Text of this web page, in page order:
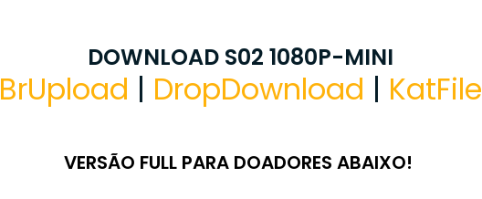
DOWNLOAD S02 1080P-MINI
BrUpload | DropDownload | KatFile
VERSÃO FULL PARA DOADORES ABAIXO!